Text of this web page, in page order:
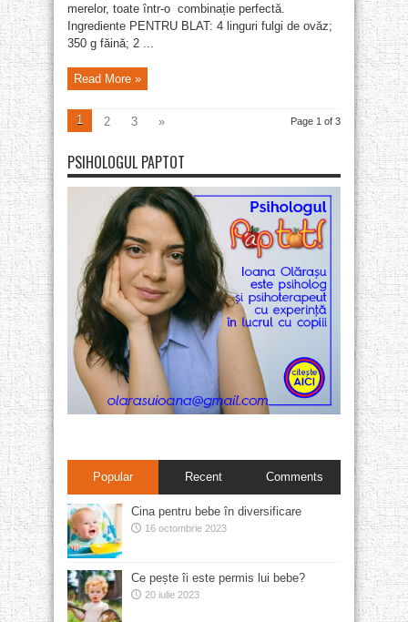
merelor, toate într-o combinație perfectă.
Ingrediente PENTRU BLAT: 4 linguri fulgi de ovăz;
350 g făină; 2 ...
Read More »
Page 1 of 3
1 2 3 »
PSIHOLOGUL PAPTOT
Popular Recent Comments
Cina pentru bebe în diversificare
16 octombrie 2023
Ce pește îi este permis lui bebe?
20 iulie 2023